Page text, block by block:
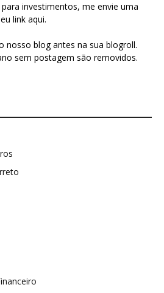
investimentos, me envie uma
link aqui.
nosso blog antes na sua blogroll.
sem postagem são removidos.